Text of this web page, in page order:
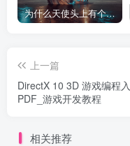
为什么天使头上有个圈？
上一篇
DirectX 10 3D 游戏编程
PDF_游戏开发教程
相关推荐